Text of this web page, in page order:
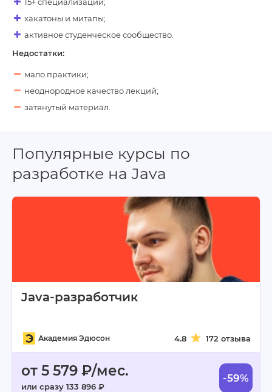
хакатоны и митапы;
активное студенческое сообщество.
Недостатки:
мало практики;
неоднородное качество лекций;
затянутый материал.
Популярные курсы по
разработке на Java
Java-разработчик
Академия Эдюсон 4.8 172 отзыва
от 5 579 ₽/мес.
или сразу 133 896 ₽
-59%